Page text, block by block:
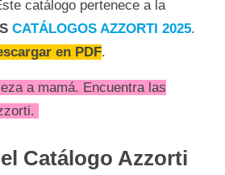
catálogo pertenece a la
CATÁLOGOS AZZORTI 2025.
en PDF.
a mamá. Encuentra las
Catálogo Azzorti